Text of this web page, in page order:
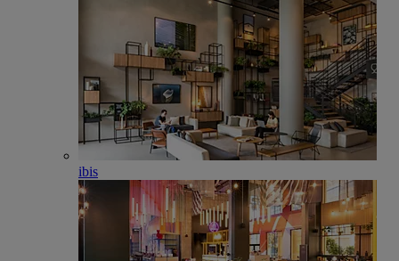
ibis